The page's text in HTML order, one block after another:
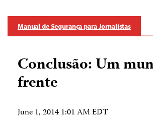
Manual de Segurança para Jornalistas
Conclusão: Um
frente
June 1, 2014 1:01 AM EDT